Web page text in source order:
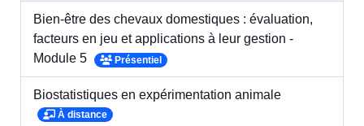
Bien-être des chevaux domestiques : évaluation,
facteurs en jeu et applications à leur gestion -
Module 5
Présentiel
Biostatistiques en expérimentation animale
À distance